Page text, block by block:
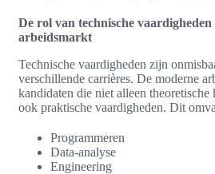
De rol van technische
arbeidsmarkt
Technische vaardigheden zijn
verschillende carrières. De moderne
kandidaten die niet alleen theoretische
ook praktische vaardigheden. Dit
Programmeren
Data-analyse
Engineering